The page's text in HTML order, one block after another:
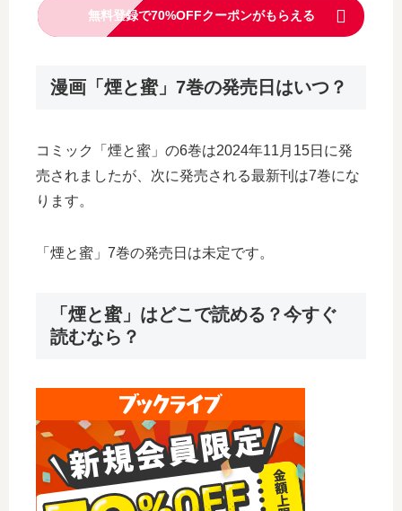
無料登録で70%OFFクーポンがもらえる
漫画「煙と蜜」7巻の発売日はいつ？
コミック「煙と蜜」の6巻は2024年11月15日に発
売されましたが、次に発売される最新刊は7巻にな
ります。
「煙と蜜」7巻の発売日は未定です。
「煙と蜜」はどこで読める？今すぐ
読むなら？